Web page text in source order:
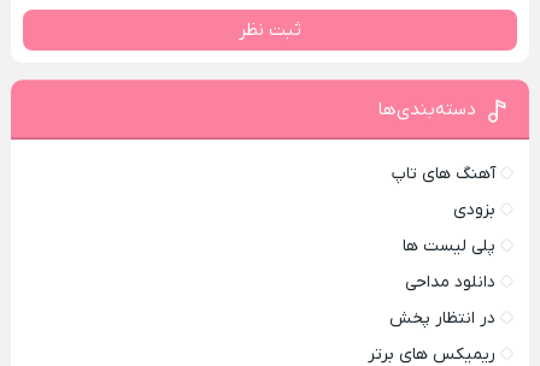
ثبت نظر
دسته‌بندی‌ها
آهنگ های تاپ
بزودی
پلی لیست ها
دانلود مداحی
در انتظار پخش
ریمیکس های برتر